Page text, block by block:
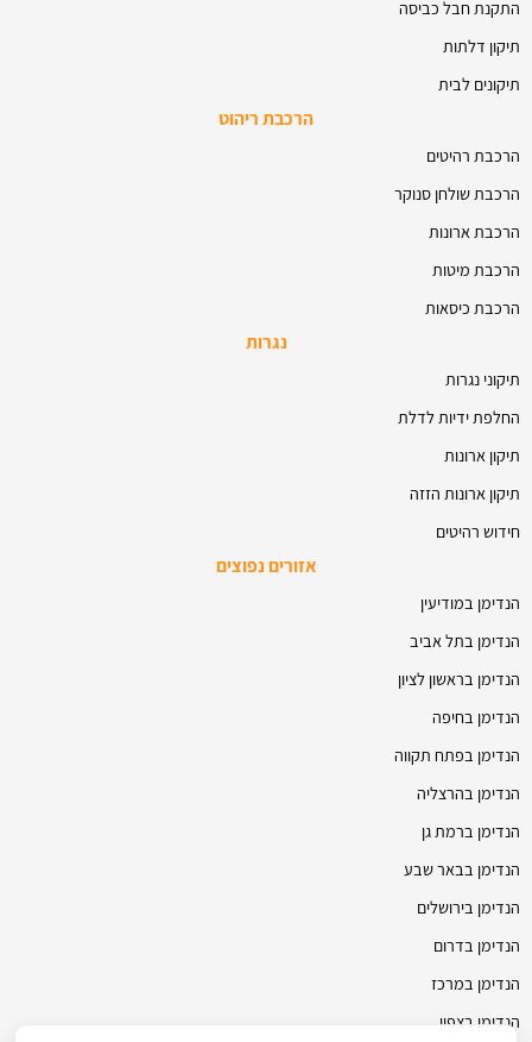
התקנת חבל כביסה
תיקון דלתות
תיקונים לבית
הרכבת ריהוט
הרכבת רהיטים
הרכבת שולחן סנוקר
הרכבת ארונות
הרכבת מיטות
הרכבת כיסאות
נגרות
תיקוני נגרות
החלפת ידיות לדלת
תיקון ארונות
תיקון ארונות הזזה
חידוש רהיטים
אזורים נפוצים
הנדימן במודיעין
הנדימן בתל אביב
הנדימן בראשון לציון
הנדימן בחיפה
הנדימן בפתח תקווה
הנדימן בהרצליה
הנדימן ברמת גן
הנדימן בבאר שבע
הנדימן בירושלים
הנדימן בדרום
הנדימן במרכז
הנדימן בצפון